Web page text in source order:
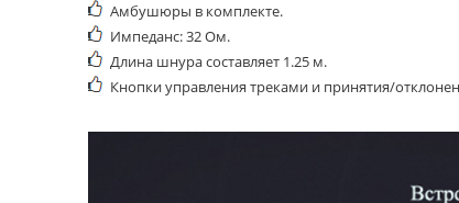
Амбушюры в комплекте.
Импеданс: 32 Ом.
Длина шнура составляет 1.25 м.
Кнопки управления треками и принятия/